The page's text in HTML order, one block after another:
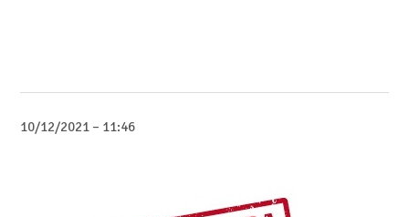
10/12/2021 – 11:46